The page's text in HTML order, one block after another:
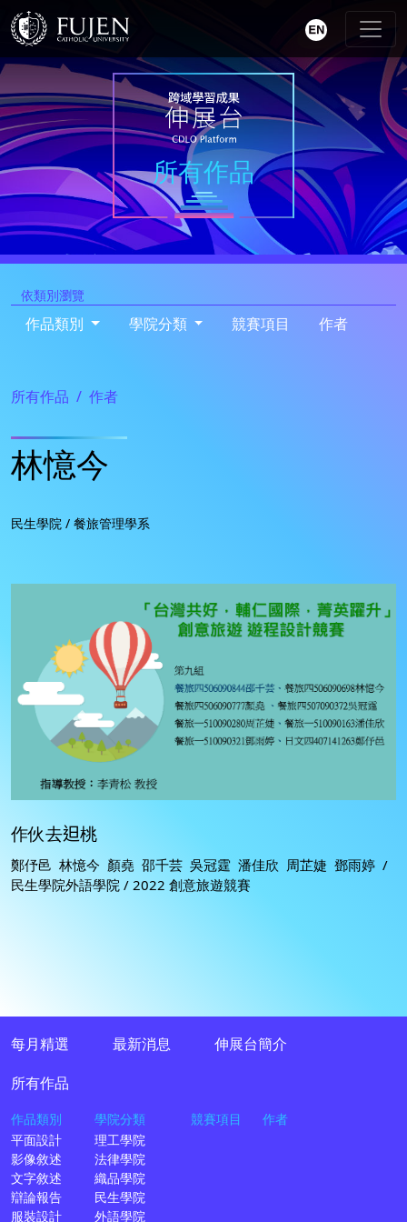
所有作品
依類別瀏覽
作品類別 學院分類 競賽項目 作者
所有作品 作者
林憶今
民生學院 / 餐旅管理學系
作伙去𨑨桃
鄭伃邑 林憶今 顏堯 邵千芸 吳冠霆 潘佳欣 周芷婕 鄧雨婷 /
民生學院外語學院 / 2022 創意旅遊競賽
每月精選
所有作品
作品類別
平面設計
影像敘述
文字敘述
辯論報告
服裝設計
學院分類
理工學院
法律學院
織品學院
民生學院
外語學院
競賽項目 作者
最新消息 伸展台簡介